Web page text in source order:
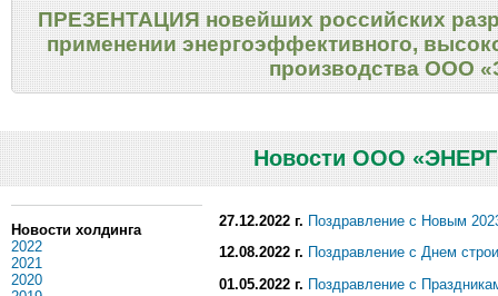
ПРЕЗЕНТАЦИЯ новейших российских
применении энергоэффективного,
производства ООО
Новости ООО
Новости холдинга
2022
2021
2020
27.12.2022 г. Поздравление с Новым
12.08.2022 г. Поздравление с Днем
01.05.2022 г. Поздравление с